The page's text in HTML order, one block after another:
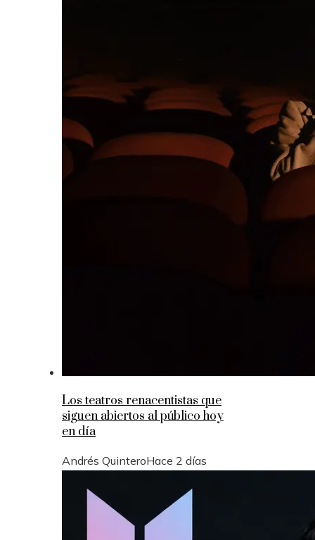
Los teatros renacentistas que
siguen abiertos al público hoy
en día
Andrés QuinteroHace 2 días